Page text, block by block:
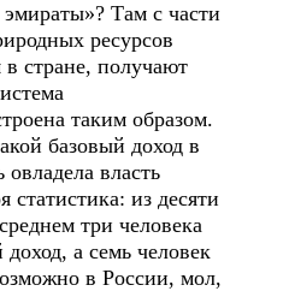
Там с части
ресурсов
стране, получают
таким образом.
базовый доход в
власть
из десяти
три человека
а семь человек
в России, мол,